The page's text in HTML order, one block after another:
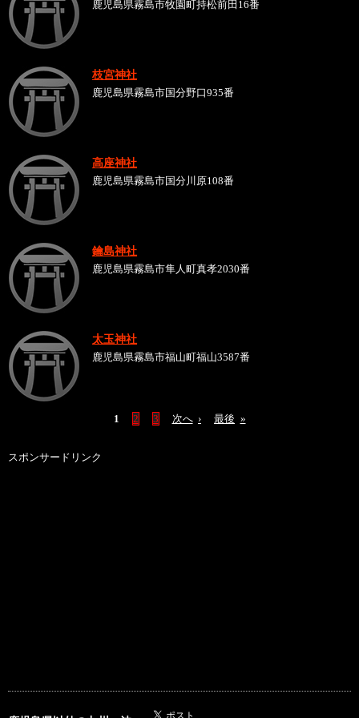
鹿児島県霧島市牧園町持松前田16番
枝宮神社
鹿児島県霧島市国分野口935番
高座神社
鹿児島県霧島市国分川原108番
鑰島神社
鹿児島県霧島市隼人町真孝2030番
太玉神社
鹿児島県霧島市福山町福山3587番
1 2 3 次へ › 最後 »
スポンサードリンク